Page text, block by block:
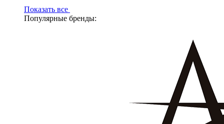
Показать все
Популярные бренды: